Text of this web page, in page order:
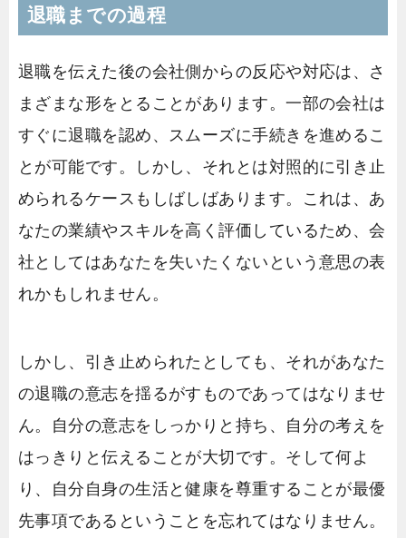
退職までの過程
退職を伝えた後の会社側からの反応や対応は、さ
まざまな形をとることがあります。一部の会社は
すぐに退職を認め、スムーズに手続きを進めるこ
とが可能です。しかし、それとは対照的に引き止
められるケースもしばしばあります。これは、あ
なたの業績やスキルを高く評価しているため、会
社としてはあなたを失いたくないという意思の表
れかもしれません。
しかし、引き止められたとしても、それがあなた
の退職の意志を揺るがすものであってはなりませ
ん。自分の意志をしっかりと持ち、自分の考えを
はっきりと伝えることが大切です。そして何よ
り、自分自身の生活と健康を尊重することが最優
先事項であるということを忘れてはなりません。